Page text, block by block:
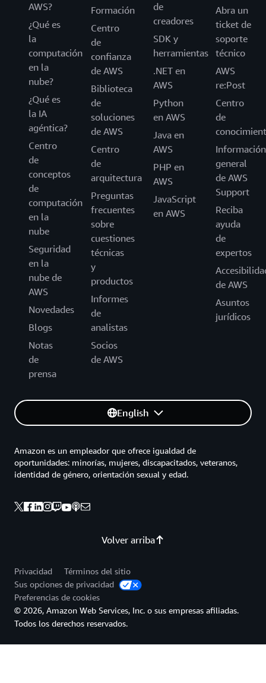
AWS?
¿Qué es
la
computación
en la
nube?
¿Qué es
la IA
agéntica?
Centro
de
conceptos
de
computación
en la
nube
Seguridad
en la
nube de
AWS
Novedades
Blogs
Notas
de
prensa
Formación
Centro
de
confianza
de AWS
Biblioteca
de
soluciones
de AWS
Centro
de
arquitectura
Preguntas
frecuentes
sobre
cuestiones
técnicas
y
productos
Informes
de
analistas
Socios
de AWS
de
creadores
SDK y
herramientas
.NET en
AWS
Python
en AWS
Java en
AWS
PHP en
AWS
JavaScript
en AWS
Abra un
ticket de
soporte
técnico
AWS
re:Post
Centro
de
Información
general
de AWS
Support
Reciba
ayuda
de
expertos
de AWS
Asuntos
jurídicos
English
Volver arriba
Amazon es un empleador que ofrece igualdad de
oportunidades: minorías, mujeres, discapacitados, veteranos,
identidad de género, orientación sexual y edad.
Privacidad
Términos del sitio
Sus opciones de privacidad
Preferencias de cookies
© 2026, Amazon Web Services, Inc. o sus empresas afiliadas.
Todos los derechos reservados.